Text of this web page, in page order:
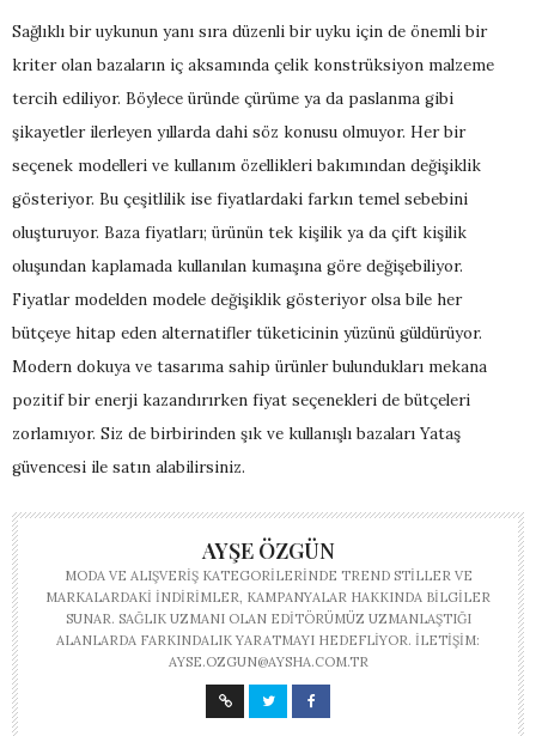
Sağlıklı bir uykunun yanı sıra düzenli bir uyku için de önemli bir
kriter olan bazaların iç aksamında çelik konstrüksiyon malzeme
tercih ediliyor. Böylece üründe çürüme ya da paslanma gibi
şikayetler ilerleyen yıllarda dahi söz konusu olmuyor. Her bir
seçenek modelleri ve kullanım özellikleri bakımından değişiklik
gösteriyor. Bu çeşitlilik ise fiyatlardaki farkın temel sebebini
oluşturuyor. Baza fiyatları; ürünün tek kişilik ya da çift kişilik
oluşundan kaplamada kullanılan kumaşına göre değişebiliyor.
Fiyatlar modelden modele değişiklik gösteriyor olsa bile her
bütçeye hitap eden alternatifler tüketicinin yüzünü güldürüyor.
Modern dokuya ve tasarıma sahip ürünler bulundukları mekana
pozitif bir enerji kazandırırken fiyat seçenekleri de bütçeleri
zorlamıyor. Siz de birbirinden şık ve kullanışlı bazaları Yataş
güvencesi ile satın alabilirsiniz.
AYŞE ÖZGÜN
MODA VE ALIŞVERIŞ KATEGORILERINDE TREND STILLER VE
MARKALARDAKI INDIRIMLER, KAMPANYALAR HAKKINDA BILGILER
SUNAR. SAĞLIK UZMANI OLAN EDITÖRÜMÜZ UZMANLAŞTIĞI
ALANLARDA FARKINDALIK YARATMAYI HEDEFLIYOR. İLETIŞIM:
AYSE.OZGUN@AYSHA.COM.TR